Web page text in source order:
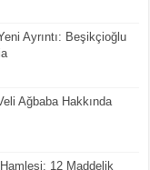
Ayrıntı: Beşikçioğlu
Ağbaba Hakkında
12 Maddelik